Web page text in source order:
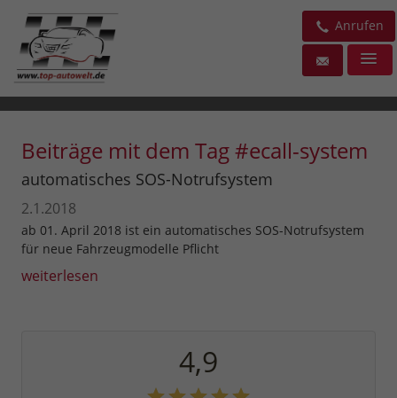
Anrufen
Beiträge mit dem Tag #ecall-system
automatisches SOS-Notrufsystem
2.1.2018
ab 01. April 2018 ist ein automatisches SOS-Notrufsystem
für neue Fahrzeugmodelle Pflicht
weiterlesen
4,9